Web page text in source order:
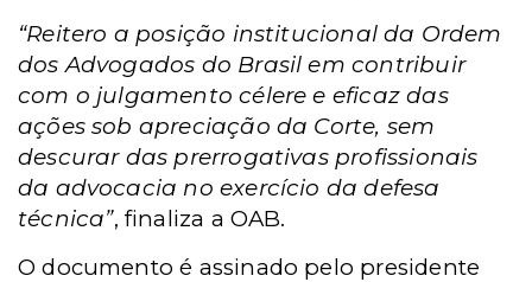
“Reitero a posição institucional da Ordem
dos Advogados do Brasil em contribuir
com o julgamento célere e eficaz das
ações sob apreciação da Corte, sem
descurar das prerrogativas profissionais
da advocacia no exercício da defesa
técnica”, finaliza a OAB.
O documento é assinado pelo presidente